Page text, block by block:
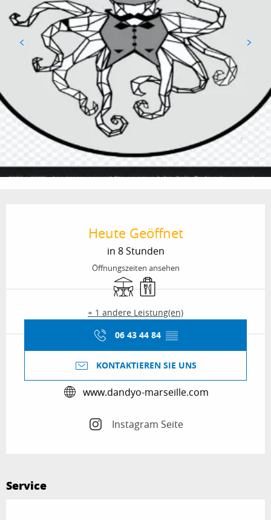
Heute Geöffnet
in 8 Stunden
Öffnungszeiten ansehen
TerrasseVerkauf zum Mitnehmen
+ 1 andere Leistung(en)
06 43 44 84 ▒▒
KONTAKTIEREN SIE UNS
www.dandyo-marseille.com
Instagram Seite
Service